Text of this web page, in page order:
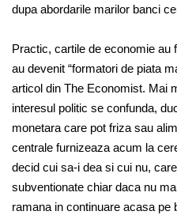
dupa abordarile marilor banci
Practic, cartile de economie au
au devenit “formatori de piata
articol din The Economist. Mai
interesul politic se confunda,
monetara care pot friza sau
centrale furnizeaza acum la
decid cui sa-i dea si cui nu,
subventionate chiar daca nu
ramana in continuare acasa pe